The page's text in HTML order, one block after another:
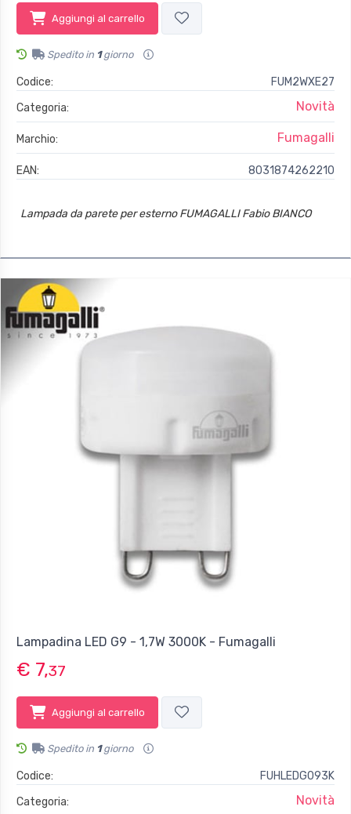
Aggiungi al carrello
Spedito in 1giorno
Codice:
FUM2WXE27
Categoria:
Novità
Marchio: Fumagalli
EAN: 8031874262210
Lampada da parete per esterno FUMAGALLI Fabio BIANCO
Lampadina LED G9 - 1,7W 3000K - Fumagalli
€ 7,37
Aggiungi al carrello
Spedito in 1giorno
Codice:
FUHLEDG093K
Categoria:
Novità